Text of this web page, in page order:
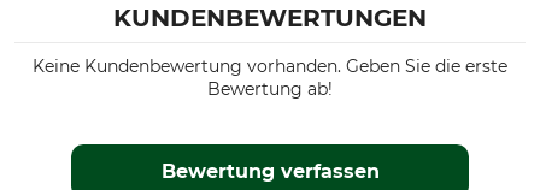
KUNDENBEWERTUNGEN
Keine Kundenbewertung vorhanden. Geben Sie die erste
Bewertung ab!
Bewertung verfassen